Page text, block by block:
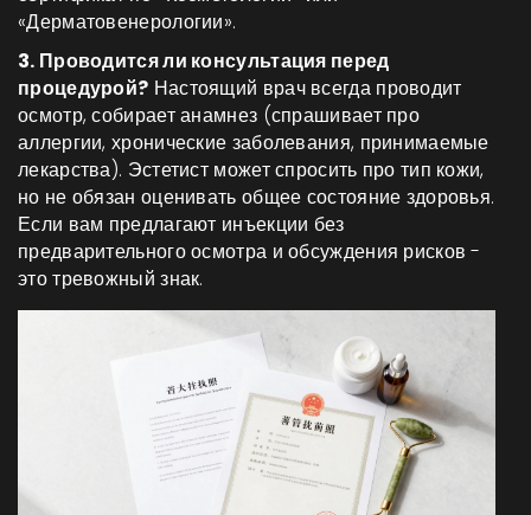
«Дерматовенерологии».
3. Проводится ли консультация перед
процедурой? Настоящий врач всегда проводит
осмотр, собирает анамнез (спрашивает про
аллергии, хронические заболевания, принимаемые
лекарства). Эстетист может спросить про тип кожи,
но не обязан оценивать общее состояние здоровья.
Если вам предлагают инъекции без
предварительного осмотра и обсуждения рисков -
это тревожный знак.